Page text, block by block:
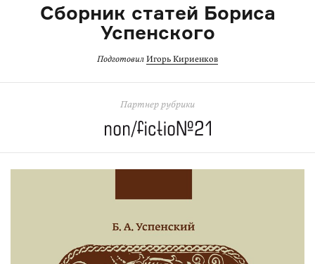
Сборник статей Бориса
Успенского
Подготовил Игорь Кириенков
Партнер рубрики